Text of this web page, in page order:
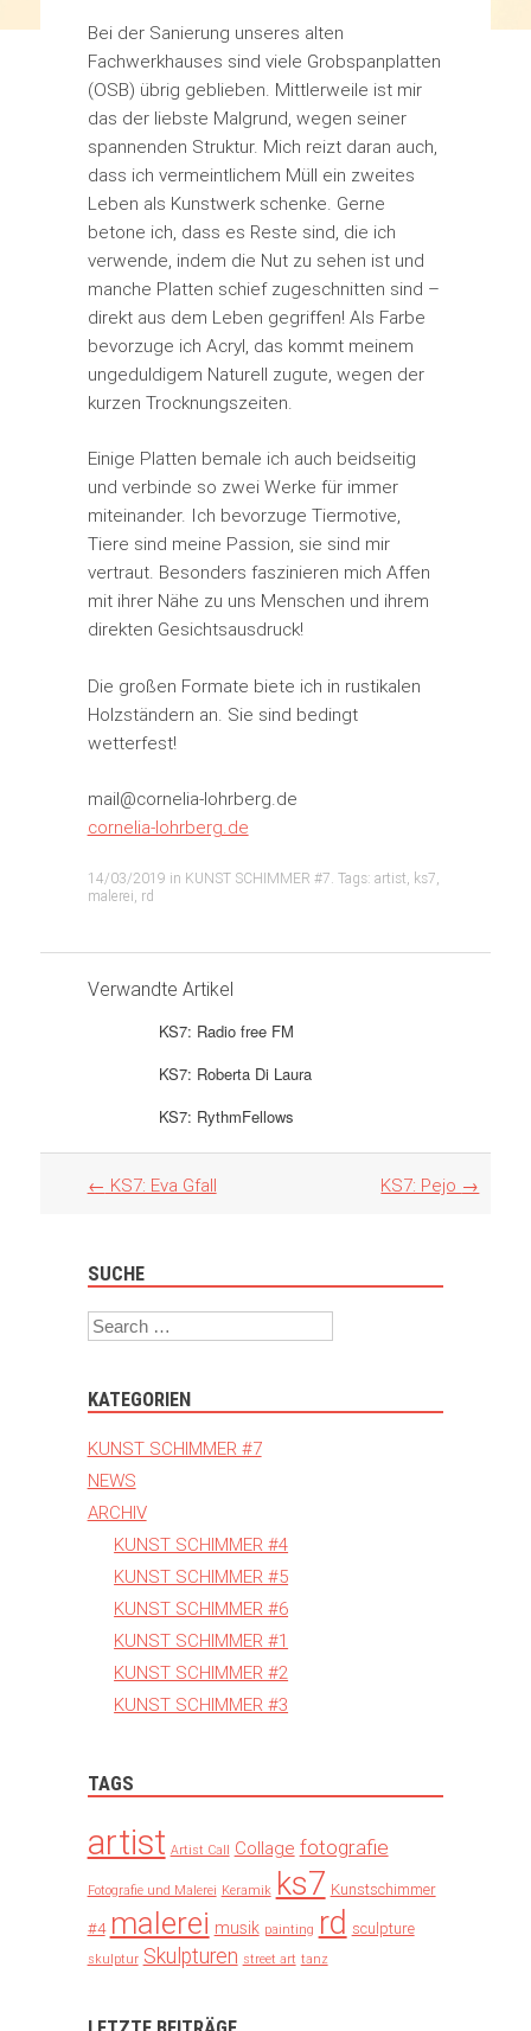
Bei der Sanierung unseres alten
Fachwerkhauses sind viele Grobspanplatten
(OSB) übrig geblieben. Mittlerweile ist mir
das der liebste Malgrund, wegen seiner
spannenden Struktur. Mich reizt daran auch,
dass ich vermeintlichem Müll ein zweites
Leben als Kunstwerk schenke. Gerne
betone ich, dass es Reste sind, die ich
verwende, indem die Nut zu sehen ist und
manche Platten schief zugeschnitten sind –
direkt aus dem Leben gegriffen! Als Farbe
bevorzuge ich Acryl, das kommt meinem
ungeduldigem Naturell zugute, wegen der
kurzen Trocknungszeiten.
Einige Platten bemale ich auch beidseitig
und verbinde so zwei Werke für immer
miteinander. Ich bevorzuge Tiermotive,
Tiere sind meine Passion, sie sind mir
vertraut. Besonders faszinieren mich Affen
mit ihrer Nähe zu uns Menschen und ihrem
direkten Gesichtsausdruck!
Die großen Formate biete ich in rustikalen
Holzständern an. Sie sind bedingt
wetterfest!
mail@cornelia-lohrberg.de
cornelia-lohrberg.de
14/03/2019 in KUNST SCHIMMER #7 . Tags: artist ks7
malerei rd
Verwandte Artikel
KS7: Radio free FM
KS7: Roberta Di Laura
KS7: RythmFellows
Artikel
← KS7: Eva Gfall KS7: Pejo →
SUCHE
Search
KATEGORIEN
KUNST SCHIMMER #7
NEWS
ARCHIV
KUNST SCHIMMER #4
KUNST SCHIMMER #5
KUNST SCHIMMER #6
KUNST SCHIMMER #1
KUNST SCHIMMER #2
KUNST SCHIMMER #3
TAGS
artist Artist Call Collage fotografie
Fotografie und Malerei Keramik ks7 Kunstschimmer
#4 malerei musik painting rd sculpture
skulptur Skulpturen street art tanz